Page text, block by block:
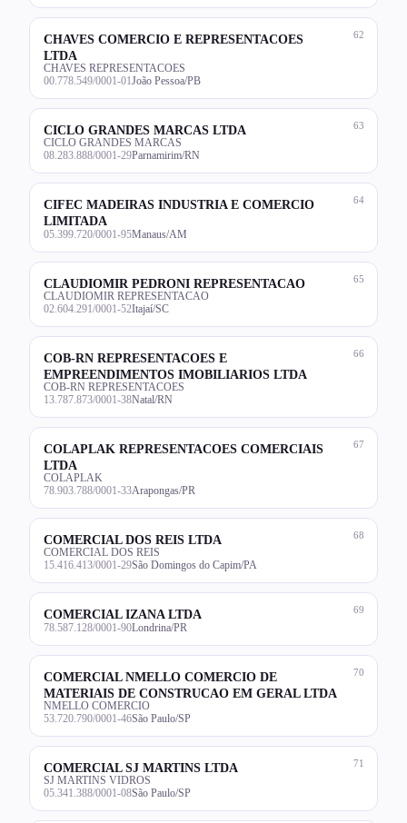
62
CHAVES COMERCIO E REPRESENTACOES
LTDA
CHAVES REPRESENTACOES
00.778.549/0001-01 João Pessoa/PB
63
CICLO GRANDES MARCAS LTDA
CICLO GRANDES MARCAS
08.283.888/0001-29Parnamirim/RN
64
CIFEC MADEIRAS INDUSTRIA E COMERCIO
LIMITADA
05.399.720/0001-95Manaus/AM
65
CLAUDIOMIR PEDRONI REPRESENTACAO
CLAUDIOMIR REPRESENTACAO
02.604.291/0001-52Itajaí/SC
66
COB-RN REPRESENTACOES E
EMPREENDIMENTOS IMOBILIARIOS LTDA
COB-RN REPRESENTACOES
13.787.873/0001-38Natal/RN
67
COLAPLAK REPRESENTACOES COMERCIAIS
LTDA
COLAPLAK
78.903.788/0001-33Arapongas/PR
68
COMERCIAL DOS REIS LTDA
COMERCIAL DOS REIS
15.416.413/0001-29São Domingos do Capim/PA
69
COMERCIAL IZANA LTDA
78.587.128/0001-90Londrina/PR
70
COMERCIAL NMELLO COMERCIO DE
MATERIAIS DE CONSTRUCAO EM GERAL LTDA
NMELLO COMERCIO
53.720.790/0001-46São Paulo/SP
71
COMERCIAL SJ MARTINS LTDA
SJ MARTINS VIDROS
05.341.388/0001-08São Paulo/SP